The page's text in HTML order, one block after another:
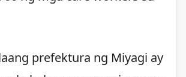
prefektura ng Miyagi ay